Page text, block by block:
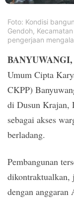
Foto: Kondisi
Gendoh,
pengerjaan
Umum Cipta
CKPP)
di Dusun Krajan,
sebagai akses
berladang.
Pembangunan
dikontraktualkan,
dengan